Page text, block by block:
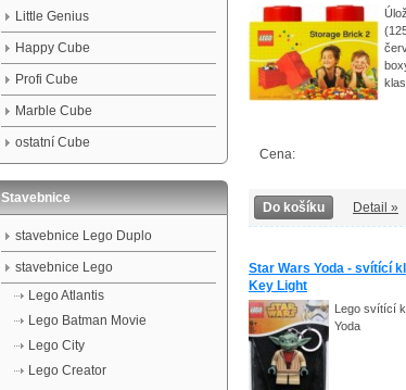
Cena:
Do košíku Detail »
Star Wars Yoda - svítící
Key Light
Lego svítící
Yoda
Little Genius
Happy Cube
Profi Cube
Marble Cube
ostatní Cube
Stavebnice
stavebnice Lego Duplo
stavebnice Lego
Lego Atlantis
Lego Batman Movie
Lego City
Lego Creator